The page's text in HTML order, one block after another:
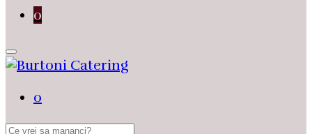
0
0
Search